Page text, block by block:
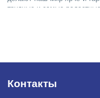
трудные и самые
Контакты